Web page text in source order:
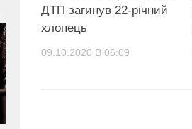
ДТП загинув 22-річний
хлопець
09.10.2020 В 06:09